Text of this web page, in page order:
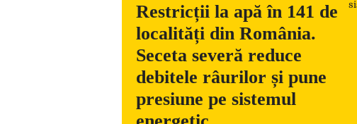
Restricții la apă în 141 de
localități din România.
Seceta severă reduce
debitele râurilor și pune
presiune pe sistemul